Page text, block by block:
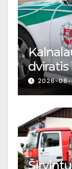
dviratis
2026-